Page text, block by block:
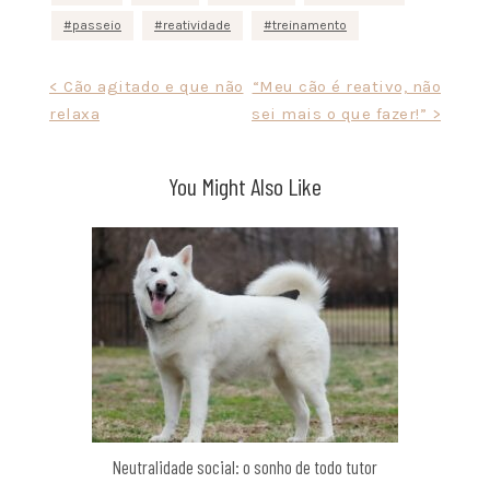
passeio reatividade treinamento
navigation
< Cão agitado e que não
relaxa
“Meu cão é reativo, não
sei mais o que fazer!” >
You Might Also Like
Neutralidade social: o sonho de todo tutor